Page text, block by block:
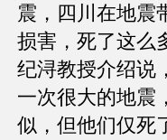
震，四川在地震
损害，死了这么
纪浔教授介绍说
一次很大的地震
似，但他们仅死